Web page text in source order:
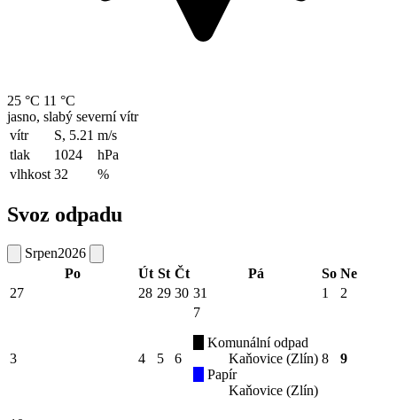
25 °C 11 °C
jasno, slabý severní vítr
vítr
S, 5.21 m/s
tlak
1024
hPa
vlhkost 32 %
Svoz odpadu
Srpen2026
Po
Út St Čt Pá So Ne
27
28 29 30 31 1 2
3 4 5 6
7
Komunální odpad
Kaňovice (Zlín)
Papír
Kaňovice (Zlín)
8 9